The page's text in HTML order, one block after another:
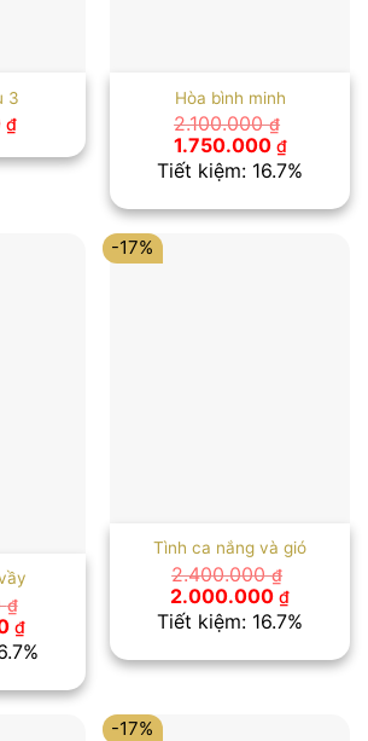
3
₫
Hòa bình minh
2.100.000₫
Giá
gốc
là:
1.750.000 ₫Giá
hiện
tại
Tiết kiệm: 16.7%
₫
₫Giá
hiện
tại
3.500.000 ₫.
-17%
Tình ca nắng và gió
2.400.000₫
Giá
gốc
là:
2.000.000 ₫Giá
hiện
tại
Tiết kiệm: 16.7%
-17%